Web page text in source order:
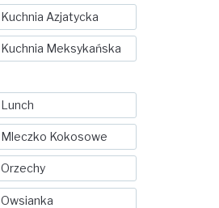
Kuchnia Azjatycka
Kuchnia Meksykańska
Lunch
Mleczko Kokosowe
Orzechy
Owsianka